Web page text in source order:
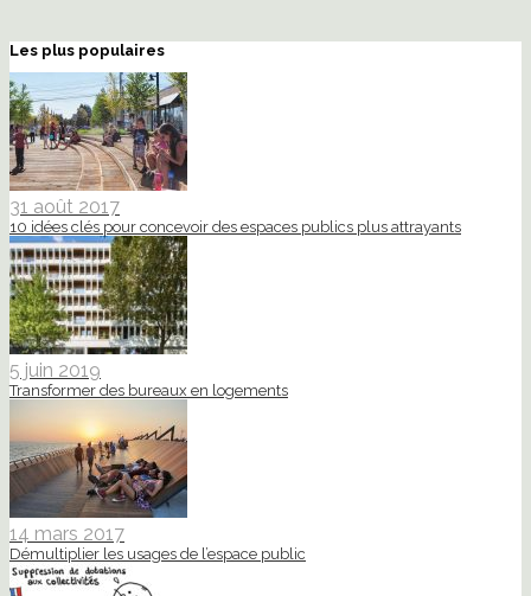
Les plus populaires
31 août 2017
10 idées clés pour concevoir des espaces publics plus attrayants
5 juin 2019
Transformer des bureaux en logements
14 mars 2017
Démultiplier les usages de l’espace public